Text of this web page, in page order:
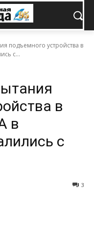
подъемного устройства в
с...
в
в
с
3